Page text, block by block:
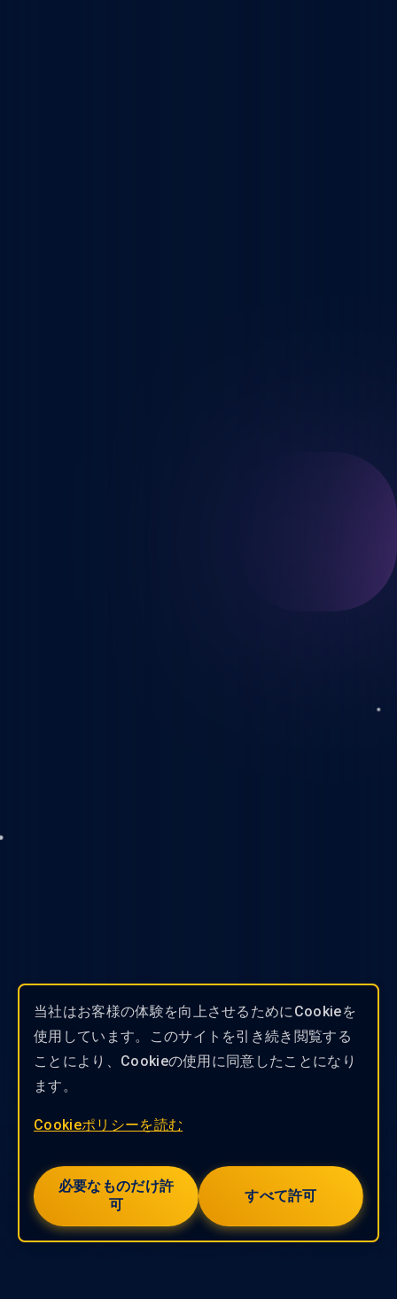
当社はお客様の体験を向上させるためにCookieを
使用しています。このサイトを引き続き閲覧する
ことにより、Cookieの使用に同意したことになり
ます。
Cookieポリシーを読む
必要なものだけ許
可
すべて許可